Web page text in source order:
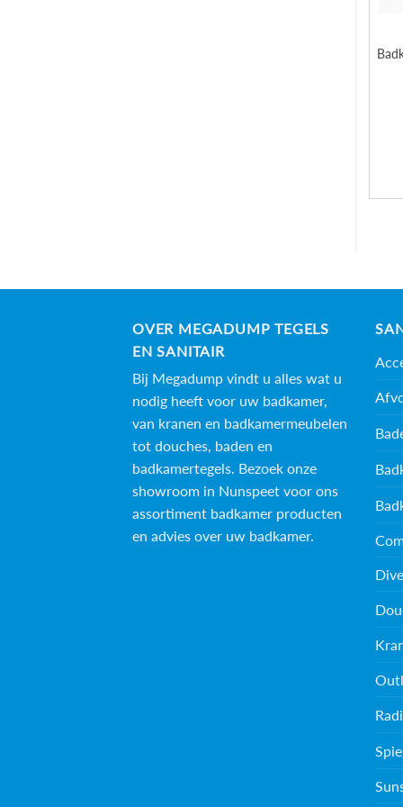
OVER MEGADUMP TEGELS
EN SANITAIR
Bij Megadump vindt u alles wat u
nodig heeft voor uw badkamer,
van kranen en badkamermeubelen
tot douches, baden en
badkamertegels . Bezoek onze
showroom in Nunspeet voor ons
assortiment badkamer producten
en advies over uw badkamer.